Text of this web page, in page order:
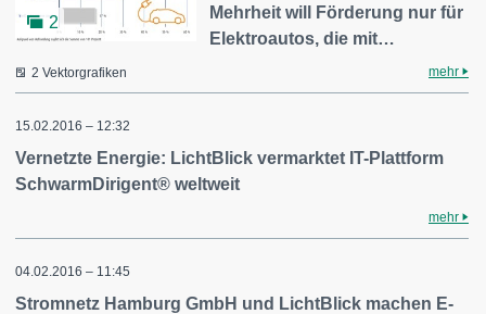
2
Mehrheit will Förderung nur für
Elektroautos, die mit…
2 Vektorgrafiken mehr
15.02.2016 – 12:32
Vernetzte Energie: LichtBlick vermarktet IT-Plattform
SchwarmDirigent® weltweit
mehr
04.02.2016 – 11:45
Stromnetz Hamburg GmbH und LichtBlick machen E-